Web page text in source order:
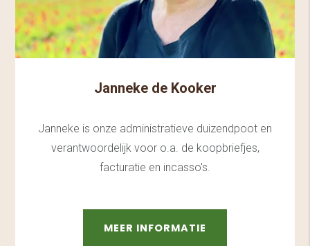
Janneke de Kooker
Janneke is onze administratieve duizendpoot en
verantwoordelijk voor o.a. de koopbriefjes,
facturatie en incasso's.
MEER INFORMATIE